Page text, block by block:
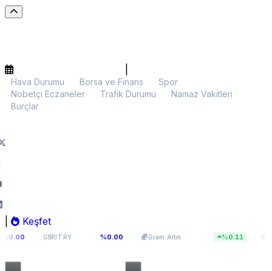
Hava Durumu Borsa ve Finans
Spor
Nöbetçi Eczaneler
Trafik Durumu
Namaz Vakitleri
Burçlar
Keşfet
GBP/TRY 64,131 %0.00 Gram Altın6.112,90 BTC